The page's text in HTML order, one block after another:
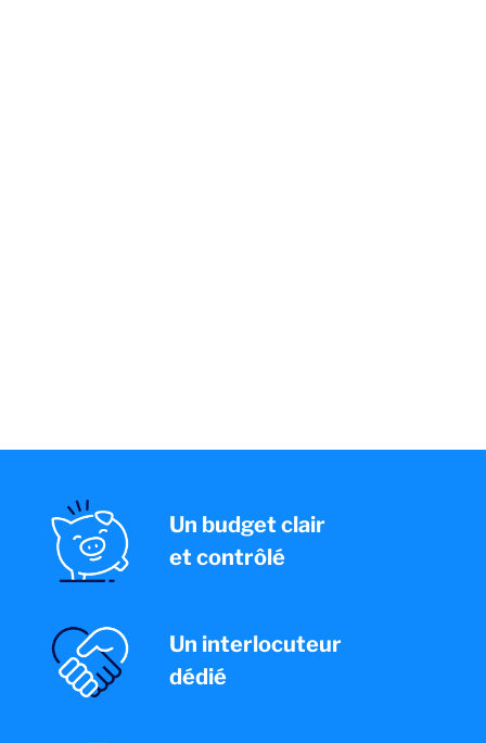
Un budget clair
et contrôlé
Un interlocuteur
dédié